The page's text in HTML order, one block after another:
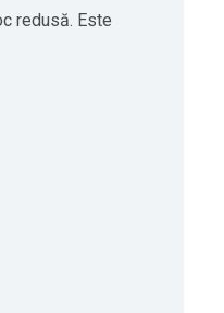
redusă. Este